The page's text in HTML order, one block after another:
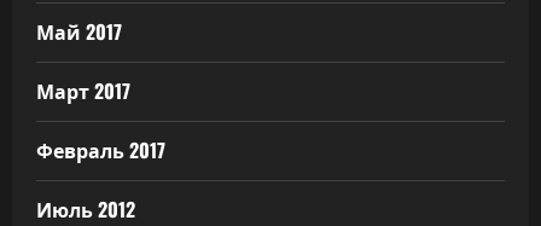
Май 2017
Март 2017
Февраль 2017
Июль 2012